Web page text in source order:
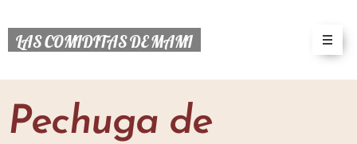
LAS COMIDITAS DE MAMI
Pechuga de